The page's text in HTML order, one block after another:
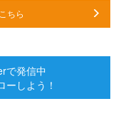
ちら
で発信中
ーしよう！